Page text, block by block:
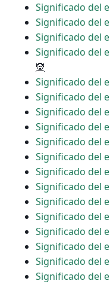
Significado del
Significado del
Significado del
Significado del
🧝
Significado del
Significado del
Significado del
Significado del
Significado del
Significado del
Significado del
Significado del
Significado del
Significado del
Significado del
Significado del
Significado del
Significado del